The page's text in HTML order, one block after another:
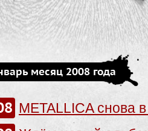
месяц 2008 года
METALLICA снова